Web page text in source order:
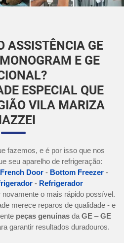
ASSISTÊNCIA GE
E GE
ESPECIAL QUE
VILA MARIZA
fazemos, e é por isso que nos
seu aparelho de refrigeração:
French Door - Bottom Freezer -
- Refrigerador
novamente o mais rápido possível.
merece reparos de qualidade - e
peças genuínas da GE –GE
garantir resultados duradouros.